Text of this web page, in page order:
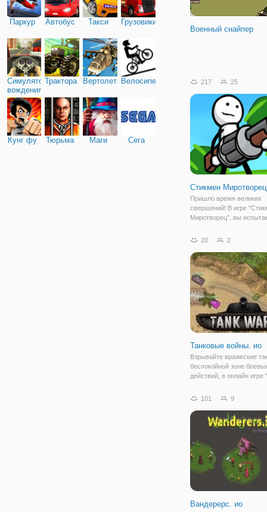
Паркур Автобус Такси Грузовики
Симулятор
вождения
Трактора ВертолетыВелосипед
Кунг фу Тюрьма Маги Сега
Военный снайпер
217 25
Стикмен Миротворец
Пришло время великих
свершений! В игре
Миротворец", вы
предстоит в одиночку
Вооружённые до зубов
приложат все усилия,
20 2
Танковые войны. ио
Взрывайте вражеские
беспокойной зоне
действий, в онлайн игре
многопользовательской
территорию от
противников и будете
101 9
Вандерерс. ио